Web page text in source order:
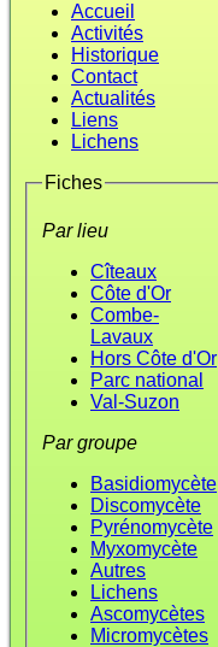
Accueil
Activités
Historique
Contact
Actualités
Liens
Lichens
Fiches
Par lieu
Cîteaux
Côte d'Or
Combe-
Lavaux
Hors Côte d'Or
Parc national
Val-Suzon
Par groupe
Basidiomycète
Discomycète
Pyrénomycète
Myxomycète
Autres
Lichens
Ascomycètes
Micromycètes